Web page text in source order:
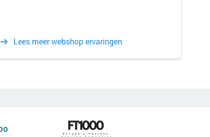
Lees meer webshop ervaringen